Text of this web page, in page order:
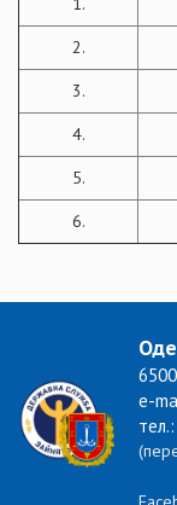
2.
3.
4.
5.
6.
e-